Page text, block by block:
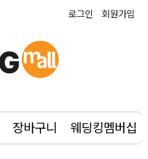
로그인 회원가입
장바구니 웨딩킹멤버십